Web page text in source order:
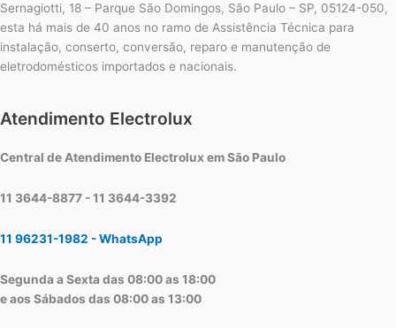
Sernagiotti, 18 – Parque São Domingos, São Paulo – SP, 05124-050,
esta há mais de 40 anos no ramo de Assistência Técnica para
instalação, conserto, conversão, reparo e manutenção de
eletrodomésticos importados e nacionais.
Atendimento Electrolux
Central de Atendimento Electrolux em São Paulo
11 3644-8877 - 11 3644-3392
11 96231-1982 - WhatsApp
Segunda a Sexta das 08:00 as 18:00
e aos Sábados das 08:00 as 13:00